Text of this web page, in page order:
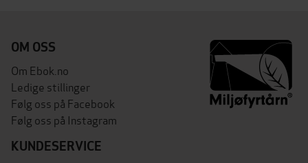
OM OSS
Om Ebok.no
Ledige stillinger
Følg oss på Facebook
Følg oss på Instagram
KUNDESERVICE